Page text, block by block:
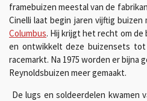
framebuizen meestal van de
Cinelli laat begin jaren vijftig
Columbus. Hij krijgt het recht om
en ontwikkelt deze buizensets
racemarkt. Na 1975 worden er bijna
Reynoldsbuizen meer gemaakt.
De lugs en soldeerdelen kwamen